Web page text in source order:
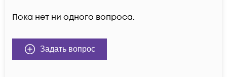
Пока нет ни одного вопроса.
Задать вопрос